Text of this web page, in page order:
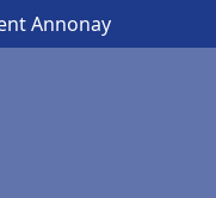
Annonay